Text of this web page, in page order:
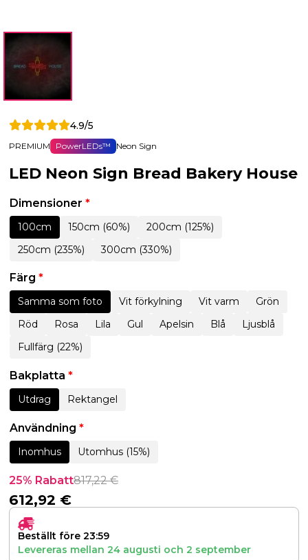
4.9/5
PREMIUM PowerLEDs™ Neon Sign
LED Neon Sign Bread Bakery House
Dimensioner *
100cm 150cm (60%)
200cm (125%)
250cm (235%)
300cm (330%)
Färg *
Samma som foto Vit förkylning Vit varm
Grön
Röd
Rosa Lila Gul Apelsin Blå
Ljusblå
Fullfärg (22%)
Bakplatta *
Utdrag Rektangel
Användning *
Inomhus Utomhus (15%)
25% Rabatt817,22€
612,92 €
Beställt före 23:59
Levereras mellan 24 augusti och 2 september